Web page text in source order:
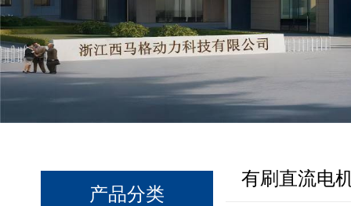
产品分类
有刷直流电